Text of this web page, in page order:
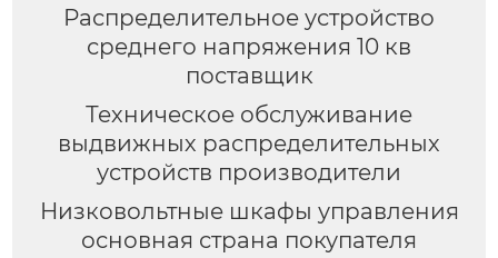
Распределительное устройство
среднего напряжения 10 кв
поставщик
Техническое обслуживание
выдвижных распределительных
устройств производители
Низковольтные шкафы управления
основная страна покупателя